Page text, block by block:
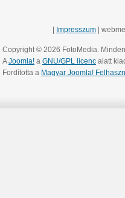
Impresszum |
Copyright © 2026 FotoMedia.
AJoomla! a GNU/GPL licenc alatt
Fordította a Magyar Joomla!